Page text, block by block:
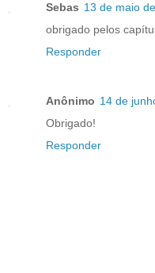
Sebas 13 de maio
obrigado pelos
Responder
Anônimo 14 de
Obrigado!
Responder